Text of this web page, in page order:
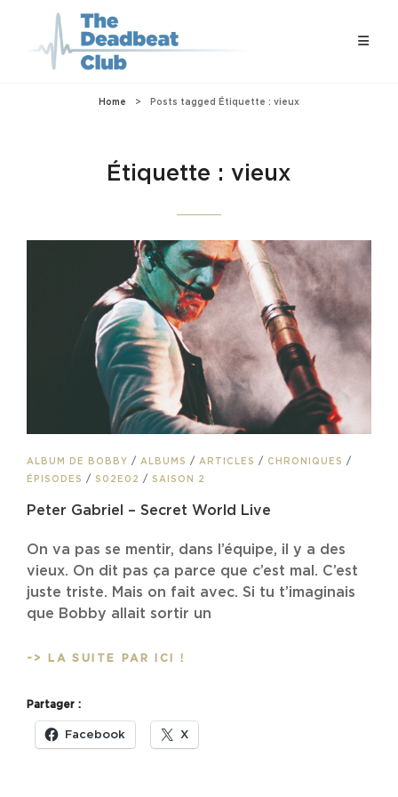
Home > Posts tagged Étiquette : vieux
Étiquette : vieux
CAT
LINKS
ALBUM DE BOBBY / ALBUMS / ARTICLES / CHRONIQUES /
ÉPISODES / S02E02 / SAISON 2
Peter Gabriel – Secret World Live
On va pas se mentir, dans l’équipe, il y a des
vieux. On dit pas ça parce que c’est mal. C’est
juste triste. Mais on fait avec. Si tu t’imaginais
que Bobby allait sortir un
-> LA SUITE PAR ICI !
WORLD
LIVE
Partager :
Facebook X